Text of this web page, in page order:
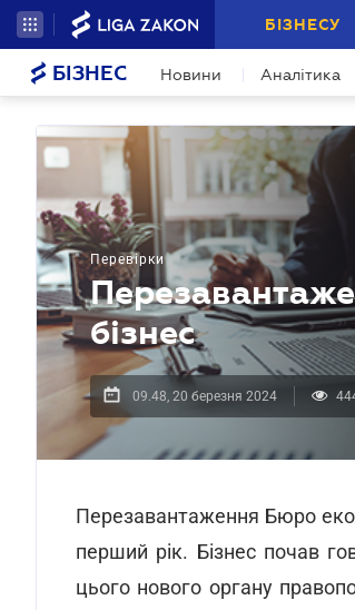
БІЗНЕСУ
БІЗНЕС Новини Аналітика
Перевірки
бізнес
09.48, 20 березня 2024
Перезавантаження Бюро
перший рік. Бізнес почав
цього нового органу